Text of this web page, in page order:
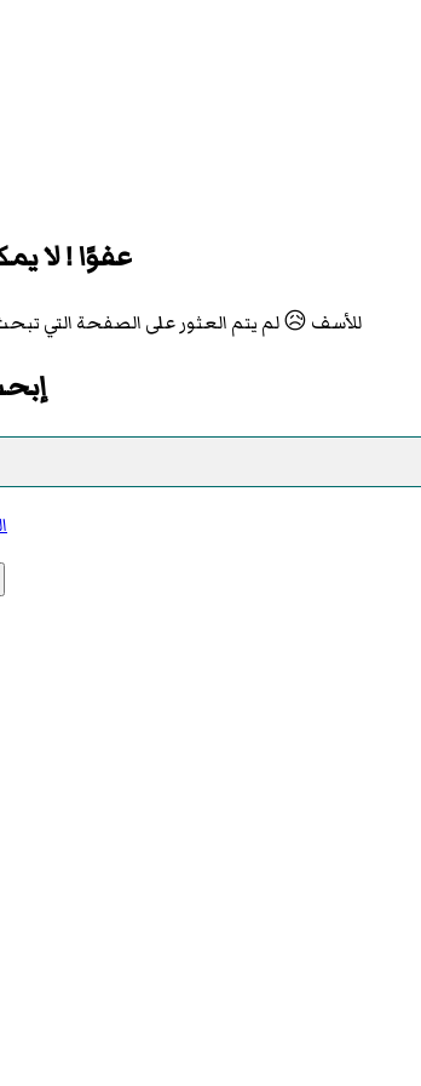
عفوًا ! لا
للأسف 😥 لم يتم العثور على الصفحة التي تبحث